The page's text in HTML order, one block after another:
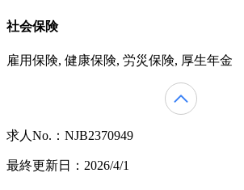
社会保険
雇用保険, 健康保険, 労災保険, 厚生年金
求人No.：NJB2370949
最終更新日：2026/4/1